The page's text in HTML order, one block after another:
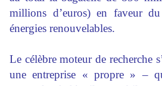
millions d’euros) en faveur
énergies renouvelables.
Le célèbre moteur de recherche
une entreprise « propre » –